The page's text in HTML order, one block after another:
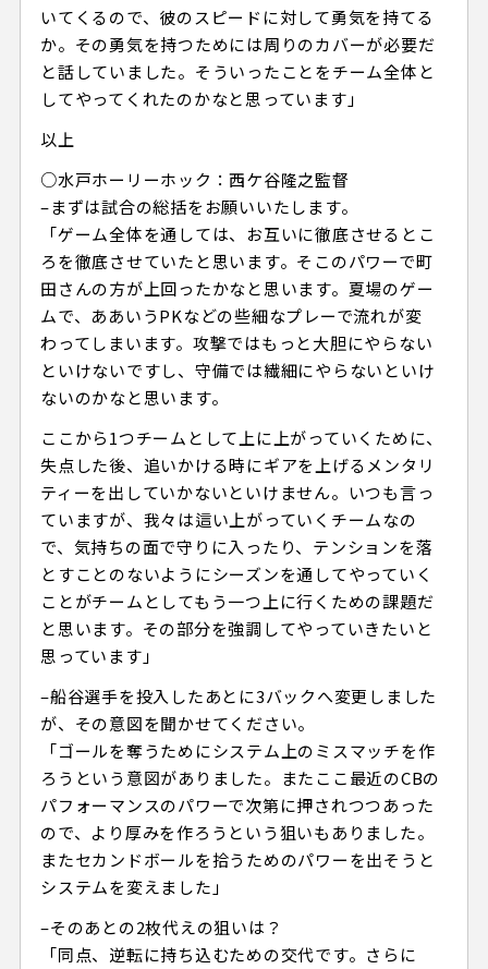
いてくるので、彼のスピードに対して勇気を持てる
か。その勇気を持つためには周りのカバーが必要だ
と話していました。そういったことをチーム全体と
してやってくれたのかなと思っています」
以上
○水戸ホーリーホック：西ケ谷隆之監督
–まずは試合の総括をお願いいたします。
「ゲーム全体を通しては、お互いに徹底させるとこ
ろを徹底させていたと思います。そこのパワーで町
田さんの方が上回ったかなと思います。夏場のゲー
ムで、ああいうPKなどの些細なプレーで流れが変
わってしまいます。攻撃ではもっと大胆にやらない
といけないですし、守備では繊細にやらないといけ
ないのかなと思います。
ここから1つチームとして上に上がっていくために、
失点した後、追いかける時にギアを上げるメンタリ
ティーを出していかないといけません。いつも言っ
ていますが、我々は這い上がっていくチームなの
で、気持ちの面で守りに入ったり、テンションを落
とすことのないようにシーズンを通してやっていく
ことがチームとしてもう一つ上に行くための課題だ
と思います。その部分を強調してやっていきたいと
思っています」
–船谷選手を投入したあとに3バックへ変更しました
が、その意図を聞かせてください。
「ゴールを奪うためにシステム上のミスマッチを作
ろうという意図がありました。またここ最近のCBの
パフォーマンスのパワーで次第に押されつつあった
ので、より厚みを作ろうという狙いもありました。
またセカンドボールを拾うためのパワーを出そうと
システムを変えました」
–そのあとの2枚代えの狙いは？
「同点、逆転に持ち込むための交代です。さらに